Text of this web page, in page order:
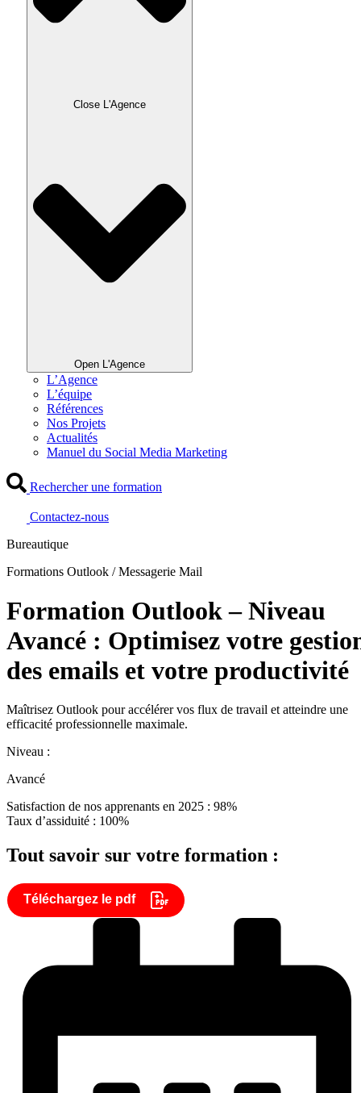
Close L'Agence
Open L'Agence
L’Agence
L’équipe
Références
Nos Projets
Actualités
Manuel du Social Media Marketing
Rechercher une formation
Contactez-nous
Bureautique
Formations Outlook / Messagerie Mail
Formation Outlook – Niveau
Avancé : Optimisez votre
des emails et votre productivité
Maîtrisez Outlook pour accélérer vos flux de travail et atteindre une
efficacité professionnelle maximale.
Niveau :
Avancé
Satisfaction de nos apprenants en 2025 : 98%
Taux d’assiduité : 100%
Tout savoir sur votre formation :
Téléchargez le pdf